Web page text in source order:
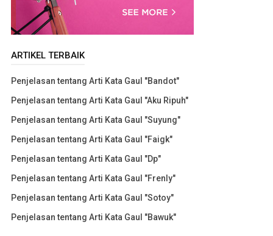
ARTIKEL TERBAIK
Penjelasan tentang Arti Kata Gaul "Bandot"
Penjelasan tentang Arti Kata Gaul "Aku Ripuh"
Penjelasan tentang Arti Kata Gaul "Suyung"
Penjelasan tentang Arti Kata Gaul "Faigk"
Penjelasan tentang Arti Kata Gaul "Dp"
Penjelasan tentang Arti Kata Gaul "Frenly"
Penjelasan tentang Arti Kata Gaul "Sotoy"
Penjelasan tentang Arti Kata Gaul "Bawuk"